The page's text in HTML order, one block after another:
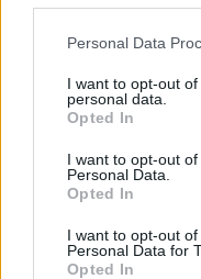
Personal Data
I want to opt-out
personal data.
Opted In
I want to opt-out
Personal Data.
Opted In
I want to opt-out
Personal Data for
Opted In
Λυδία Κονιόρδου:
έχω κάνει κάποια
Για Σένα spoiler:
δρόμους η Αλίκη - Της